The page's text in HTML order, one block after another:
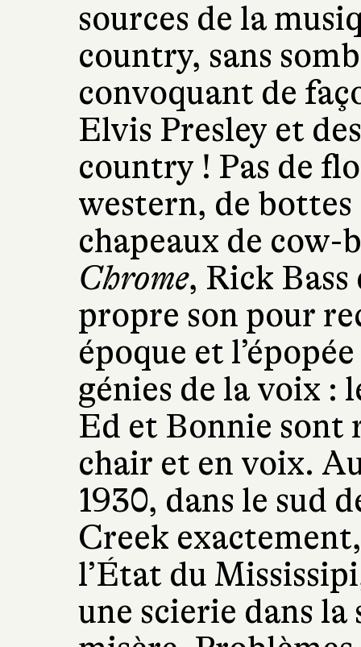
sources de la
country, sans
convoquant de
Elvis Presley et
country ! Pas de
western, de bottes
chapeaux de cow-
Chrome, Rick
propre son pour
époque et
génies de la voix :
Ed et Bonnie sont
chair et en voix.
1930, dans le sud
Creek
l’État du
une scierie dans la